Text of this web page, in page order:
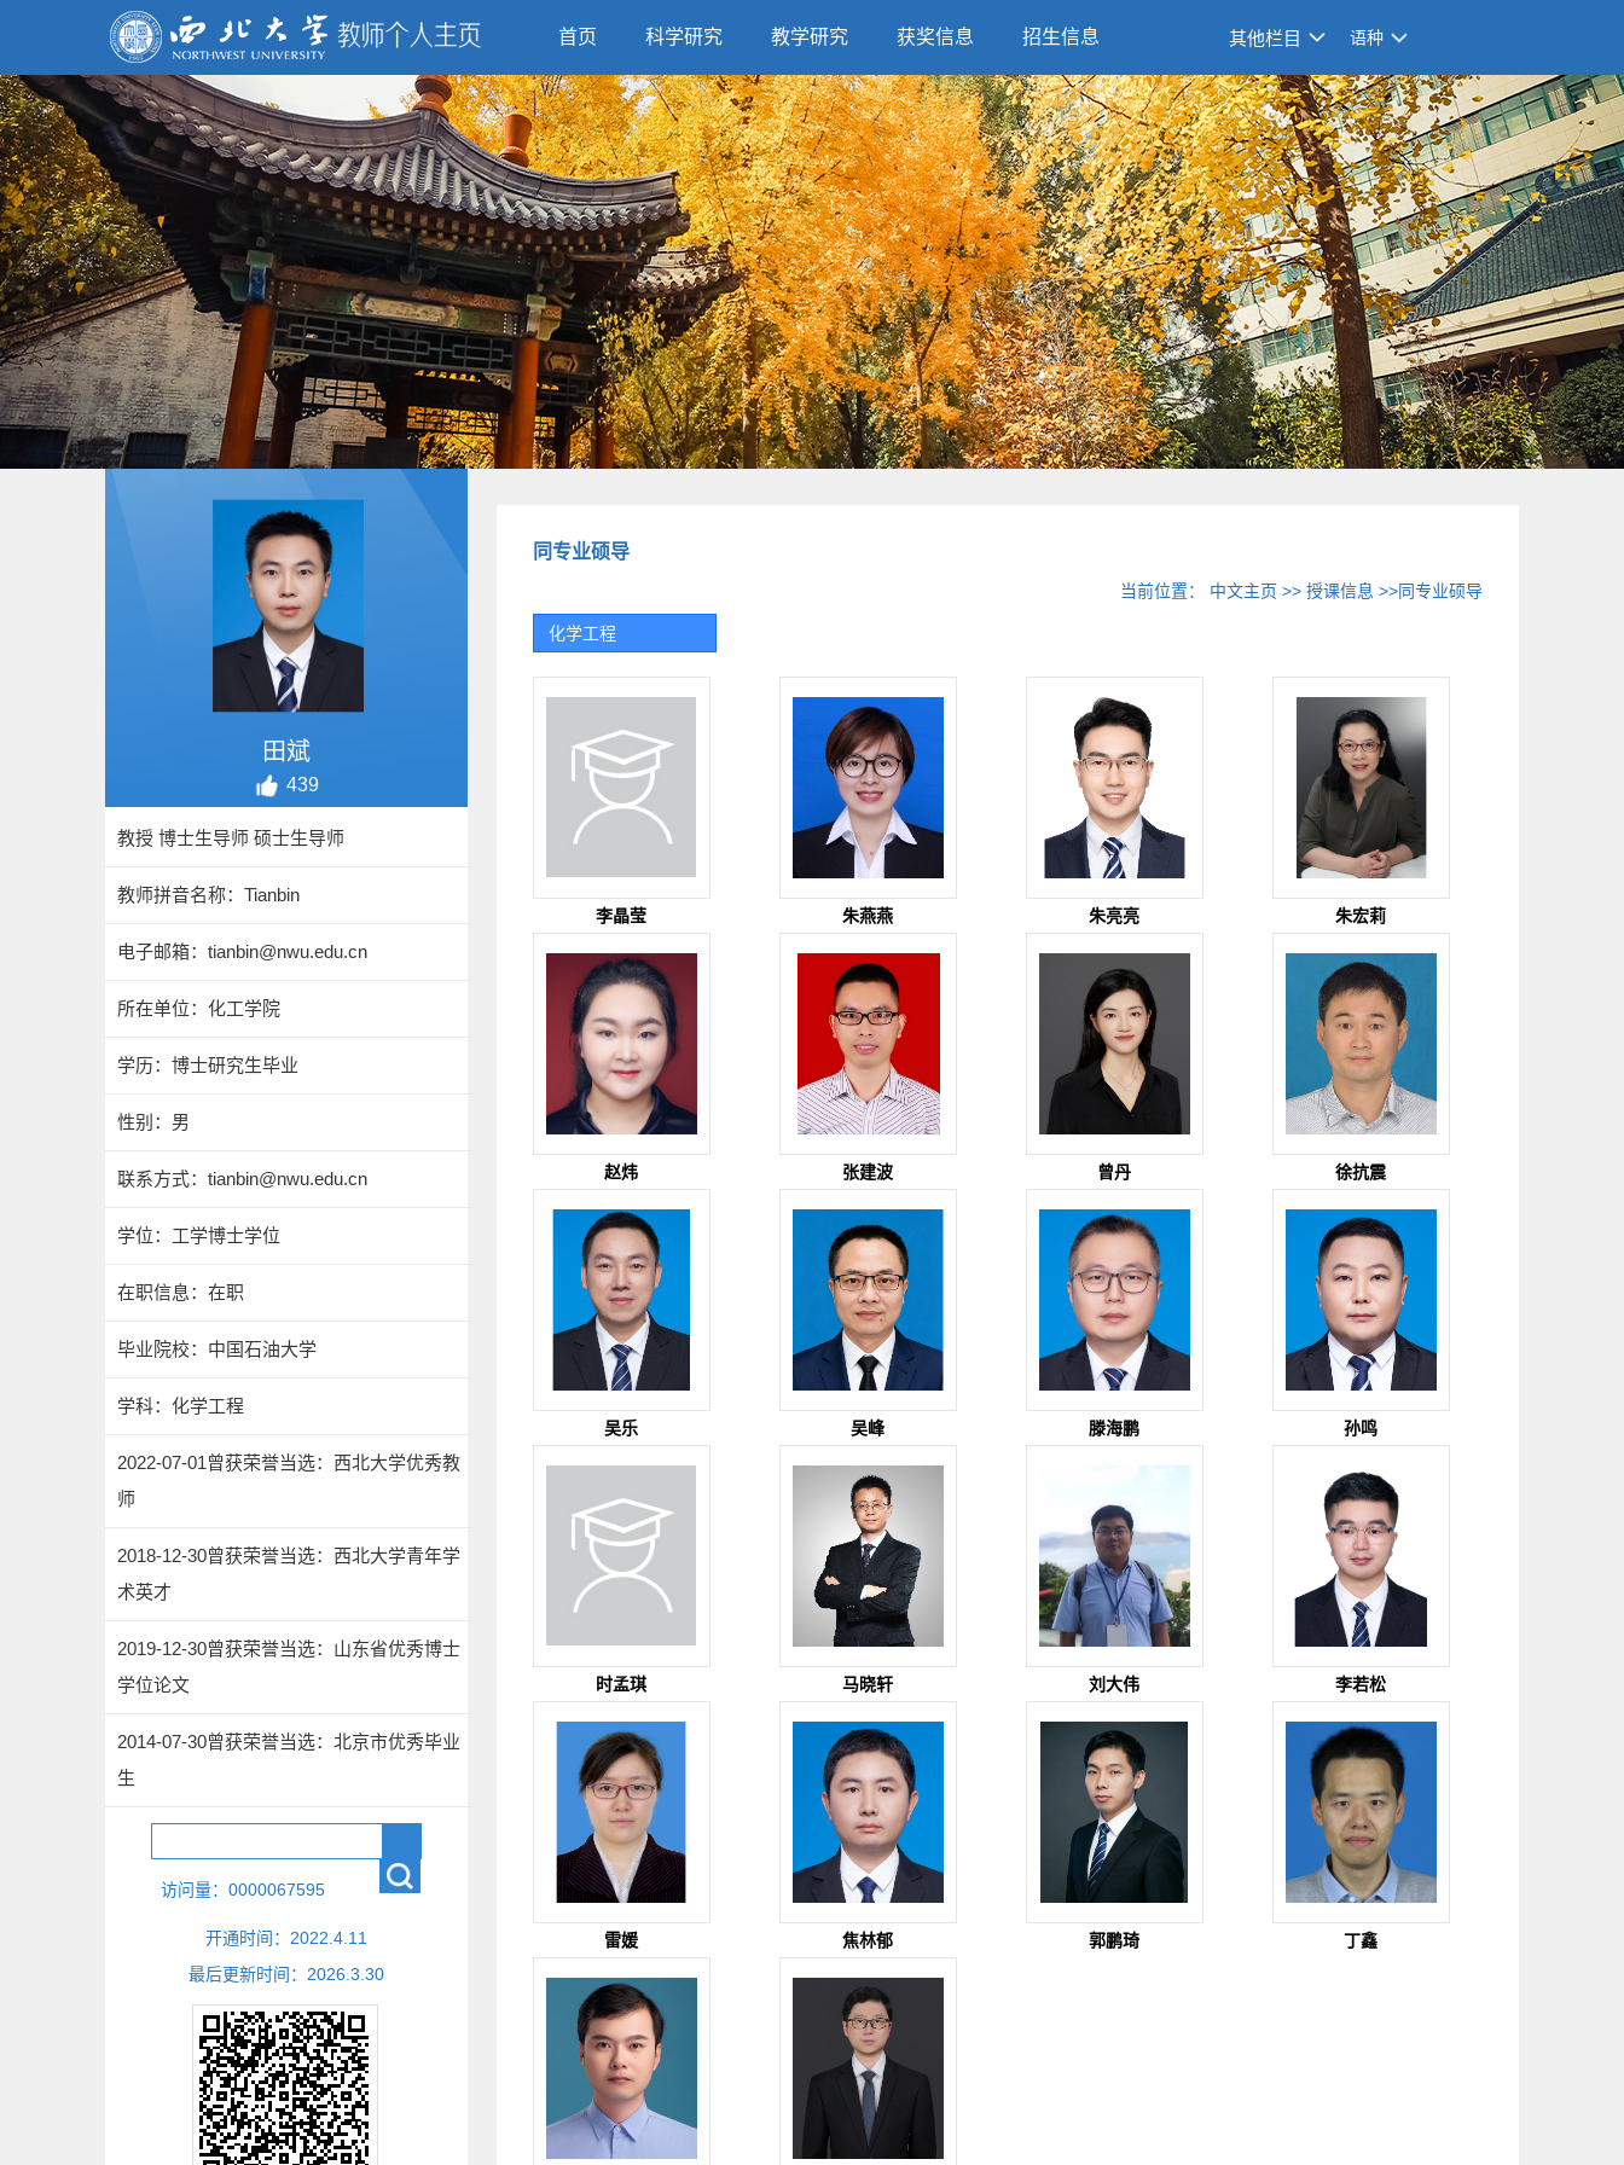
首页 科学研究 教学研究 获奖信息 招生信息 其他栏目 语种
田斌
439
教授 博士生导师 硕士生导师
教师拼音名称：Tianbin
电子邮箱： tianbin@nwu.edu.cn
所在单位：化工学院
学历：博士研究生毕业
性别：男
联系方式：tianbin@nwu.edu.cn
学位：工学博士学位
在职信息：在职
毕业院校：中国石油大学
学科：化学工程
2022-07-01曾获荣誉当选：西北大学优秀教
师
2018-12-30曾获荣誉当选：西北大学青年学
术英才
2019-12-30曾获荣誉当选：山东省优秀博士
学位论文
2014-07-30曾获荣誉当选：北京市优秀毕业
生
访问量： 0000067595
开通时间： 2022 4 11
最后更新时间： 2026 3 30
同专业硕导
当前位置： 中文主页 >>授课信息 >>同专业硕导
化学工程
李晶莹 朱燕燕 朱亮亮 朱宏莉
赵炜 张建波 曾丹 徐抗震
吴乐 吴峰 滕海鹏 孙鸣
时孟琪 马晓轩 刘大伟 李若松
雷媛 焦林郁 郭鹏琦 丁鑫